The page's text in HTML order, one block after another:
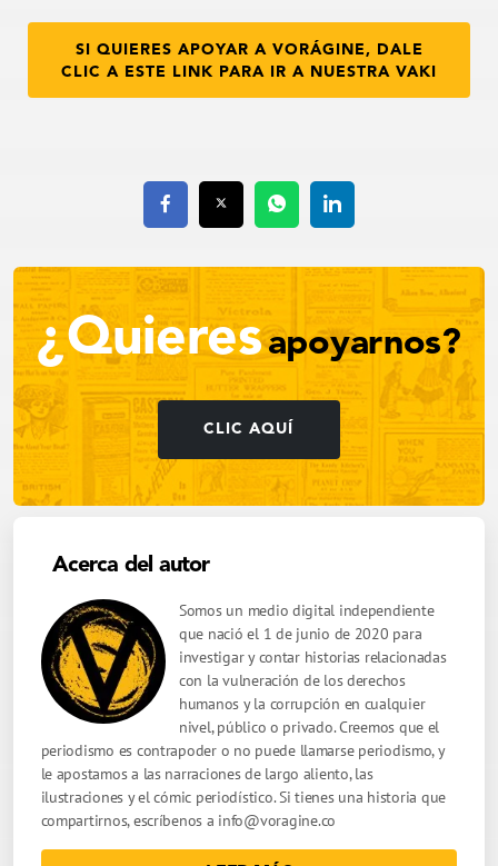
SI QUIERES APOYAR A VORÁGINE, DALE
CLIC A ESTE LINK PARA IR A NUESTRA VAKI
¿Quieresapoyarnos?
CLIC AQUÍ
Acerca del autor
Somos un medio digital independiente
que nació el 1 de junio de 2020 para
investigar y contar historias relacionadas
con la vulneración de los derechos
humanos y la corrupción en cualquier
nivel, público o privado. Creemos que el
periodismo es contrapoder o no puede llamarse periodismo, y
le apostamos a las narraciones de largo aliento, las
ilustraciones y el cómic periodístico. Si tienes una historia que
compartirnos, escríbenos a info@voragine.co